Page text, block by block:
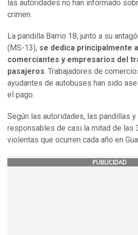
las autoridades no han informado
crimen.
La pandilla Barrio 18, junto a su
(MS-13), se dedica principalmente
comerciantes y empresarios del
pasajeros . Trabajadores de
ayudantes de autobuses han sido
el pago.
Según las autoridades, las pandillas
responsables de casi la mitad de las
violentas que ocurren cada año en
PUBLICIDAD